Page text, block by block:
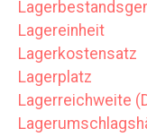
Lagereinheit
Lagerkostensatz
Lagerplatz
Lagerreichweite